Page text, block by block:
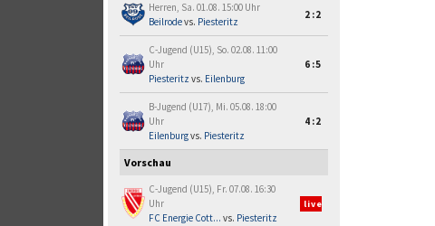
Herren, Sa. 01.08. 15:00 Uhr
Beilrodevs. Piesteritz
2:2
C-Jugend (U15), So. 02.08. 11:00
Uhr
Piesteritz vs. Eilenburg
6:5
B-Jugend (U17), Mi. 05.08. 18:00
Uhr
Eilenburgvs. Piesteritz
4:2
Vorschau
C-Jugend (U15), Fr. 07.08. 16:30
Uhr
FC Energie Cott... vs. Piesteritz
live